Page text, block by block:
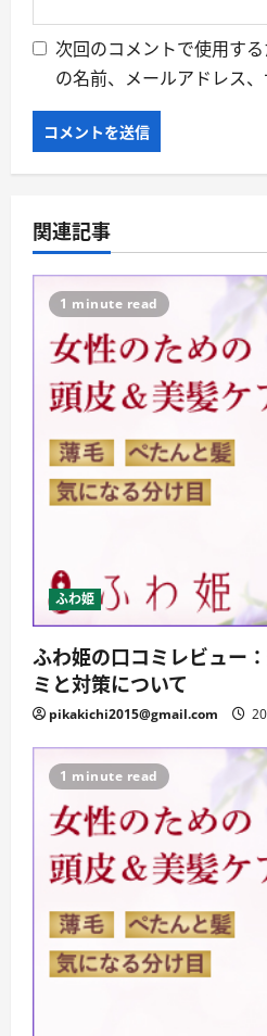
次回のコメントで使用す
の名前、メールアドレス、
関連記事
1 minute read
ふわ姫
ふわ姫の口コミレビュー
ミと対策について
pikakichi2015@gmail.com
1 minute read